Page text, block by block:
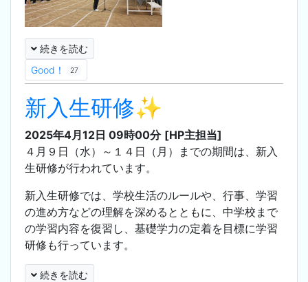
続きを読む
Good！
27
新入生研修✨
2025年4月12日 09時00分 [HP主担当]
４月９日（水）～１４日（月）までの期間は、新入
生研修が行われています。
新入生研修では、学校生活のルールや、行事、学習
の進め方などの理解を深めるとともに、中学校まで
の学習内容を復習し、基礎学力の定着を目標に学習
研修も行っています。
続きを読む